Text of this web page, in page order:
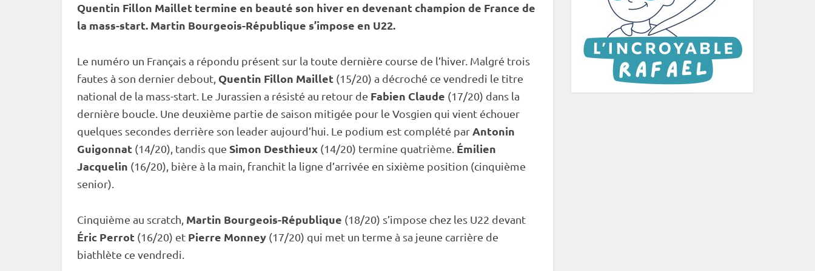
Quentin Fillon Maillet termine en beauté son hiver en devenant champion de France de
la mass-start. Martin Bourgeois-République s’impose en U22.
Le numéro un Français a répondu présent sur la toute dernière course de l’hiver. Malgré trois
fautes à son dernier debout Quentin Fillon Maillet (15/20) a décroché ce vendredi le titre
national de la mass-start. Le Jurassien a résisté au retour de Fabien Claude (17/20) dans la
dernière boucle. Une deuxième partie de saison mitigée pour le Vosgien qui vient échouer
quelques secondes derrière son leader aujourd’hui. Le podium est complété parAntonin
Guigonnat (14/20), tandis que Simon Desthieux (14/20) termine quatrième. Émilien
Jacquelin (16/20), bière à la main, franchit la ligne d’arrivée en sixième position (cinquième
senior).
Cinquième au scratch, Martin Bourgeois-République (18/20) s’impose chez les U22 devant
Éric Perrot (16/20) et Pierre Monney (17/20) qui met un terme à sa jeune carrière de
biathlète ce vendredi.